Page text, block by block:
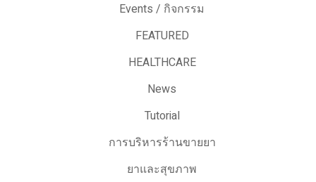
Events / กิจกรรม
FEATURED
HEALTHCARE
News
Tutorial
การบริหารร้านขายยา
ยาและสุขภาพ